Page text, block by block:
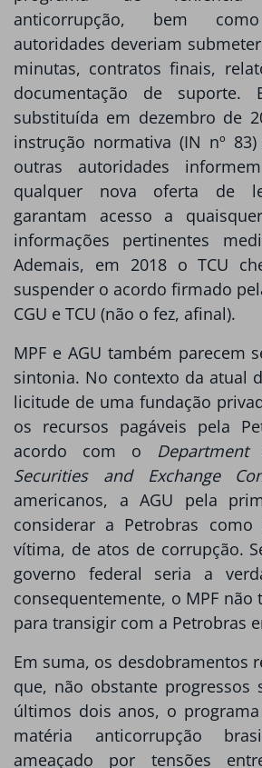
anticorrupção, bem
autoridades deveriam
minutas, contratos finais,
documentação de suporte.
substituída em dezembro de
instrução normativa (IN nº
outras autoridades
qualquer nova oferta de
garantam acesso a
informações pertinentes
Ademais, em 2018 o TCU
suspender o acordo firmado
CGU e TCU (não o fez, afinal).
MPF e AGU também parecem
sintonia. No contexto da atual
licitude de uma fundação
os recursos pagáveis pela
acordo com o
Securities and Exchange
americanos, a AGU pela
considerar a Petrobras
vítima, de atos de corrupção.
governo federal seria a
consequentemente, o MPF
para transigir com a Petrobras
Em suma, os desdobramentos
que, não obstante progressos
últimos dois anos, o
matéria anticorrupção
ameaçado por tensões